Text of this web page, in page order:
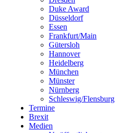
Duke Award
Düsseldorf
Essen
Frankfurt/Main
Gütersloh
Hannover
Heidelberg
München
Münster
Nürnberg
Schleswig/Flensburg
Termine
Brexit
Medien